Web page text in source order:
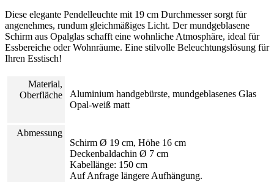
Diese elegante Pendelleuchte mit 19 cm Durchmesser sorgt für
angenehmes, rundum gleichmäßiges Licht. Der mundgeblasene
Schirm aus Opalglas schafft eine wohnliche Atmosphäre, ideal für
Essbereiche oder Wohnräume. Eine stilvolle Beleuchtungslösung für
Ihren Esstisch!
Material,
Oberfläche
Aluminium handgebürste, mundgeblasenes Glas
Opal-weiß matt
Abmessung
Schirm Ø 19 cm, Höhe 16 cm
Deckenbaldachin Ø 7 cm
Kabellänge: 150 cm
Auf Anfrage längere Aufhängung.